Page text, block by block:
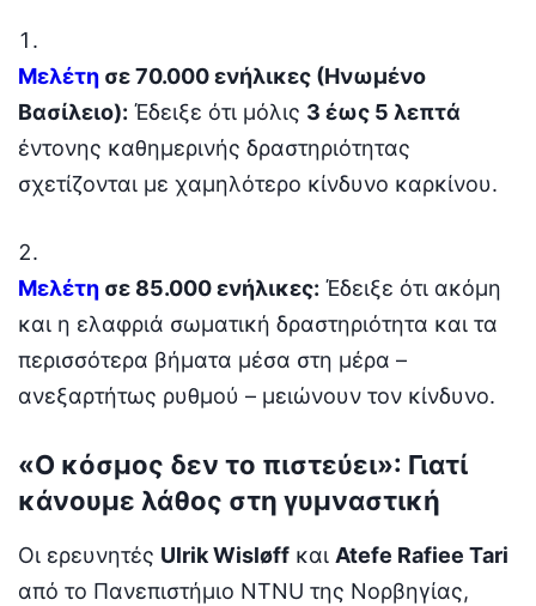
Μελέτη σε 70.000 ενήλικες (Ηνωμένο
Βασίλειο): Έδειξε ότι μόλις 3 έως 5 λεπτά
έντονης καθημερινής δραστηριότητας
σχετίζονται με χαμηλότερο κίνδυνο καρκίνου.
Μελέτη σε 85.000 ενήλικες: Έδειξε ότι ακόμη
και η ελαφριά σωματική δραστηριότητα και τα
περισσότερα βήματα μέσα στη μέρα –
ανεξαρτήτως ρυθμού – μειώνουν τον κίνδυνο.
«Ο κόσμος δεν το πιστεύει»: Γιατί
κάνουμε λάθος στη γυμναστική
Οι ερευνητές Ulrik Wisløff και Atefe Rafiee Tari
από το Πανεπιστήμιο NTNU της Νορβηγίας,